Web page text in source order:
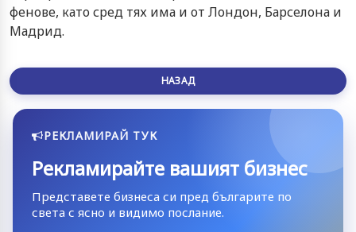
фенове, като сред тях има и от Лондон, Барселона и
Мадрид.
НАЗАД
РЕКЛАМИРАЙ ТУК
Рекламирайте вашият бизнес
Представете бизнеса си пред българите по
света с ясно и видимо послание.